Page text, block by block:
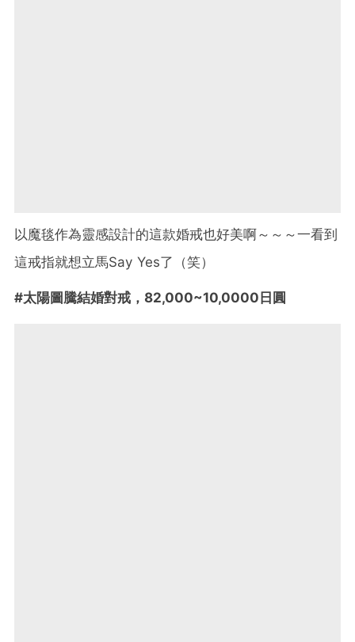
以魔毯作為靈感設計的這款婚戒也好美啊～～～一看到
這戒指就想立馬Say Yes了（笑）
#太陽圖騰結婚對戒，82,000~10,0000日圓